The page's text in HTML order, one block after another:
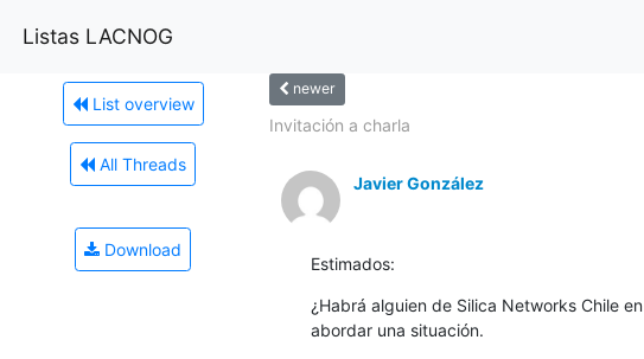
Listas LACNOG
List overview
All Threads
Download
newer
Invitación a charla
Javier González
Estimados:
¿Habrá alguien de Silica Networks Chile
abordar una situación.